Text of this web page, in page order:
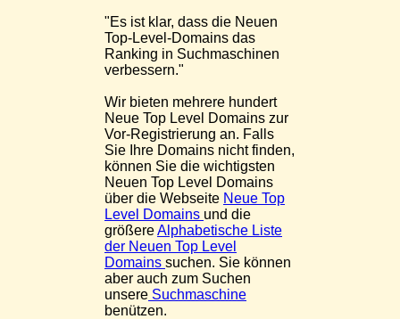
"Es ist klar, dass die Neuen
Top-Level-Domains das
Ranking in Suchmaschinen
verbessern."
Wir bieten mehrere hundert
Neue Top Level Domains zur
Vor-Registrierung an. Falls
Sie Ihre Domains nicht finden,
können Sie die wichtigsten
Neuen Top Level Domains
über die Webseite Neue Top
Level Domains und die
größereAlphabetische Liste
der Neuen Top Level
Domains suchen. Sie können
aber auch zum Suchen
unsere Suchmaschine
benützen.